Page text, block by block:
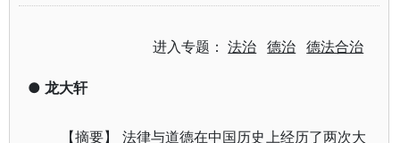
进入专题：法治 德治 德法合治
● 龙大轩
【摘要】 法律与道德在中国历史上经历了两次大